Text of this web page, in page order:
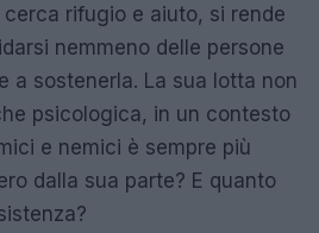
rifugio e aiuto, si rende
nemmeno delle persone
a sostenerla. La sua lotta non
psicologica, in un contesto
e nemici è sempre più
dalla sua parte? E quanto